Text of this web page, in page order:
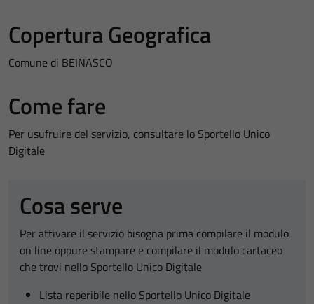
Copertura Geografica
Comune di BEINASCO
Come fare
Per usufruire del servizio, consultare lo Sportello Unico
Digitale
Cosa serve
Per attivare il servizio bisogna prima compilare il modulo
on line oppure stampare e compilare il modulo cartaceo
che trovi nello Sportello Unico Digitale
Lista reperibile nello Sportello Unico Digitale